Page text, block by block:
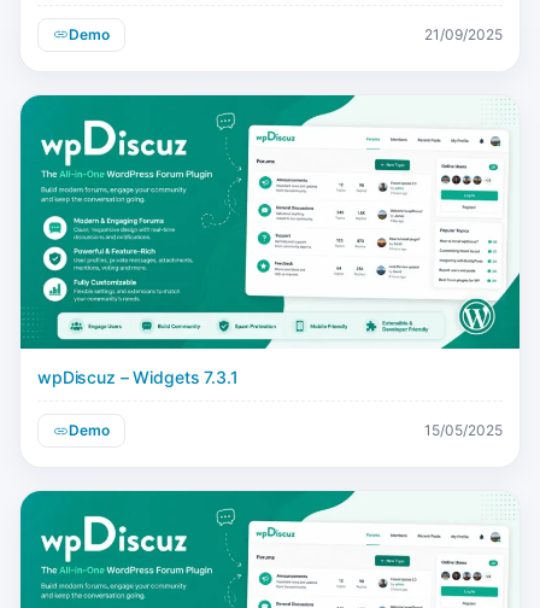
Demo 21/09/2025
wpDiscuz – Widgets 7.3.1
Demo 15/05/2025